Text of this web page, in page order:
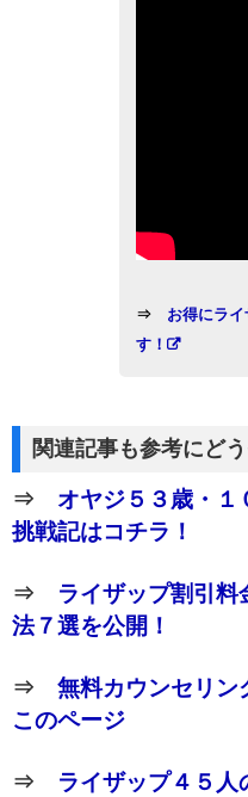
⇒
お得にラ
す！
関連記事も参考にどう
⇒ オヤジ５３歳・１
挑戦記はコチラ！
⇒ ライザップ割引
法７選を公開！
⇒ 無料カウンセリン
このページ
⇒ ライザップ４５人